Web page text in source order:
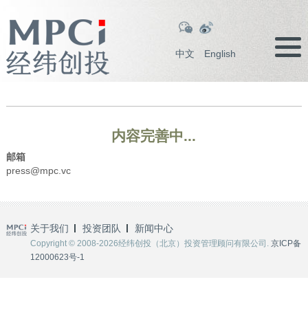
中文 English
内容完善中...
邮箱
press@mpc.vc
关于我们 投资团队 新闻中心
Copyright © 2008-2026经纬创投（北京）投资管理顾问有限公司. 京ICP备
12000623号-1